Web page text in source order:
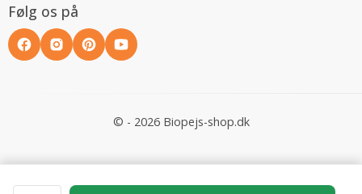
Følg os på
© - 2026 Biopejs-shop.dk